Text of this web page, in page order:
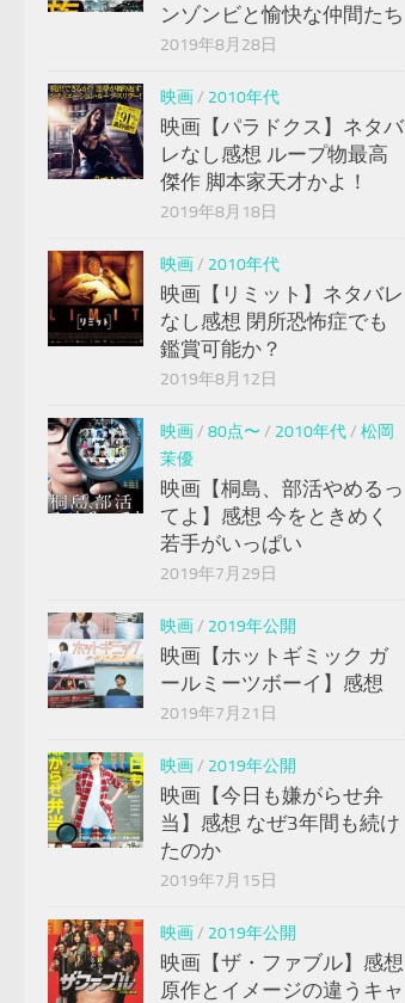
ンゾンビと愉快な仲間たち
2019年8月28日
映画/ 2010年代
映画【パラドクス】ネタバ
レなし感想 ループ物最高
傑作 脚本家天才かよ！
2019年8月18日
映画/ 2010年代
映画【リミット】ネタバレ
なし感想 閉所恐怖症でも
鑑賞可能か？
2019年8月12日
映画/ 80点〜 / 2010年代/ 松岡
茉優
映画【桐島、部活やめるっ
てよ】感想 今をときめく
若手がいっぱい
2019年7月29日
映画/ 2019年公開
映画【ホットギミック ガ
ールミーツボーイ】感想
2019年7月21日
映画/ 2019年公開
映画【今日も嫌がらせ弁
当】感想 なぜ3年間も続け
たのか
2019年7月15日
映画/ 2019年公開
映画【ザ・ファブル】感想
原作とイメージの違うキャ